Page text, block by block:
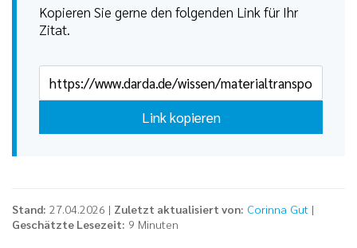
Kopieren Sie gerne den folgenden Link für Ihr
Zitat.
Link kopieren
Stand: 27.04.2026 | Zuletzt aktualisiert von: Corinna Gut |
Geschätzte Lesezeit: 9 Minuten